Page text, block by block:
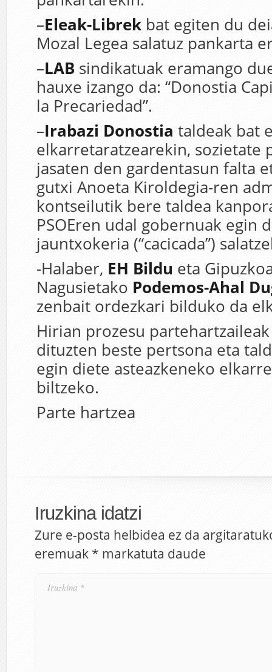
–Eleak-Librek bat egiten du
Mozal Legea salatuz pankarta
–LAB sindikatuak eramango
hauxe izango da: “Donostia
la Precariedad”.
–Irabazi Donostia taldeak bat
elkarretaratzearekin, sozietate
jasaten den gardentasun falta
gutxi Anoeta Kiroldegia-ren
kontseilutik bere taldea
PSOEren udal gobernuak egin
jauntxokeria (“cacicada”)
-Halaber, EH Bildu eta
Nagusietako Podemos-Ahal
zenbait ordezkari bilduko da
Hirian prozesu
dituzten beste pertsona eta
egin diete asteazkeneko
biltzeko.
Parte hartzea
Iruzkina idatzi
Zure e-posta helbidea ez da
eremuak * markatuta daude